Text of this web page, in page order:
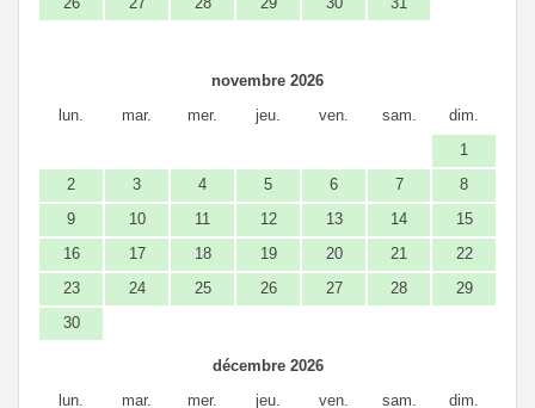
novembre 2026
lun.
mar. mer. jeu. ven. sam.
dim.
1
2
3 4 5 6 7
8
9
10 11 12 13 14
15
16
17 18 19 20 21
22
23
24 25 26 27 28
29
30
décembre 2026
lun.
mar. mer. jeu. ven. sam. dim.